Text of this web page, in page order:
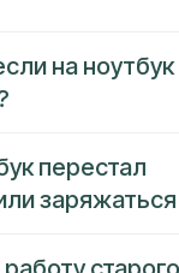
на
перестал
ВСЕ БРЕНДЫ